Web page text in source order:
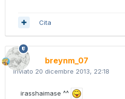
Cita
breynm_07
Inviato 20 dicembre 2013, 22:18
irasshaimase ^^